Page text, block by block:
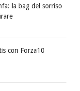
la bag del sorriso
con Forza10